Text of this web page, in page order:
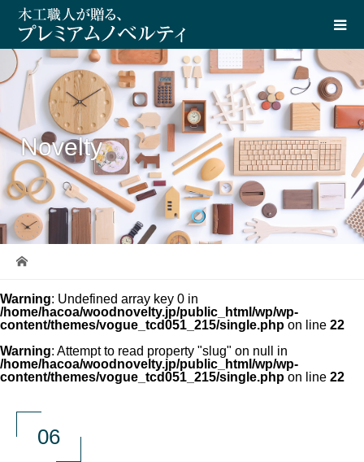
Novelty
Warning: Undefined array key 0 in
/home/hacoa/woodnovelty.jp/public_html/wp/wp-
content/themes/vogue_tcd051_215/single.php on line 22
Warning: Attempt to read property "slug" on null in
/home/hacoa/woodnovelty.jp/public_html/wp/wp-
content/themes/vogue_tcd051_215/single.php on line 22
06